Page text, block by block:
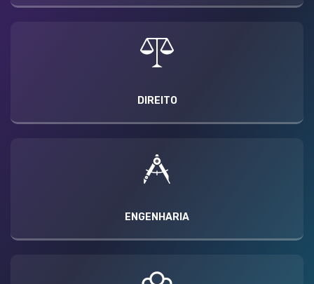
DIREITO
ENGENHARIA